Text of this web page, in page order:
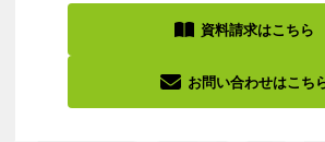
資料請求はこちら
お問い合わせはこち